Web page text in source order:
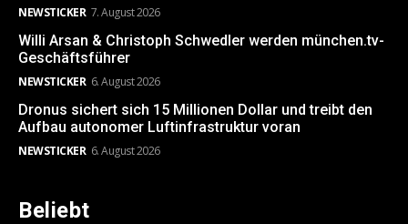
NEWSTICKER 7. August 2026
Willi Arsan & Christoph Schwedler werden münchen.tv-
Geschäftsführer
NEWSTICKER 6. August 2026
Dronus sichert sich 15 Millionen Dollar und treibt den
Aufbau autonomer Luftinfrastruktur voran
NEWSTICKER 6. August 2026
Beliebt